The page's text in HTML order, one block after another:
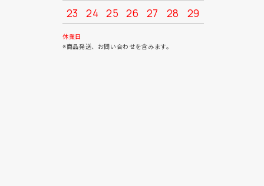
23
24 25 26 27 28
29
30
休業日
※商品発送、お問い合わせを含みます。